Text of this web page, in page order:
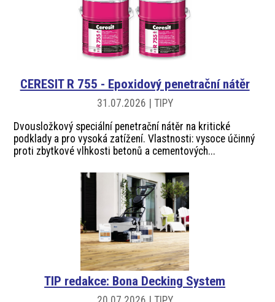
CERESIT R 755 - Epoxidový penetrační nátěr
31.07.2026 | TIPY
Dvousložkový speciální penetrační nátěr na kritické
podklady a pro vysoká zatížení. Vlastnosti: vysoce účinný
proti zbytkové vlhkosti betonů a cementových...
TIP redakce: Bona Decking System